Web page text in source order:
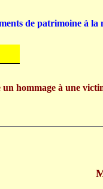
hommage à une
de patrimoine à la